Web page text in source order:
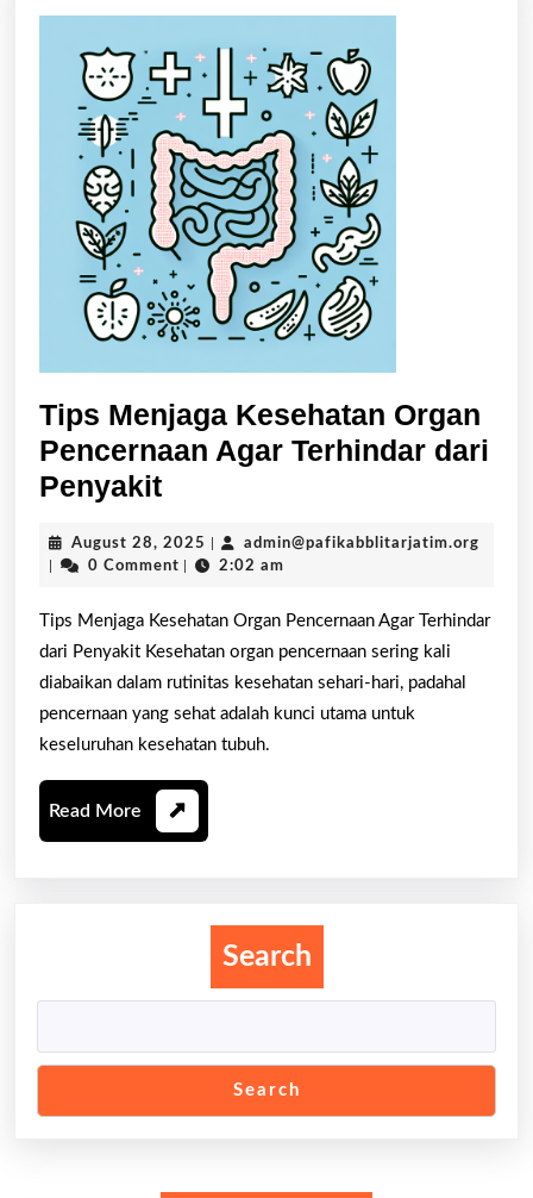
Tips Menjaga Kesehatan Organ
Pencernaan Agar Terhindar dari
PenyakitTips
Kesehatan
Pencernaan
Agar
Terhindar
dari
August 28, 2025 August
28,
admin@pafikabblitarjatim.org
0 Comment 2:02 am
Tips Menjaga Kesehatan Organ Pencernaan Agar Terhindar
dari Penyakit Kesehatan organ pencernaan sering kali
diabaikan dalam rutinitas kesehatan sehari-hari, padahal
pencernaan yang sehat adalah kunci utama untuk
keseluruhan kesehatan tubuh.
Read More Read
More
Search
Search